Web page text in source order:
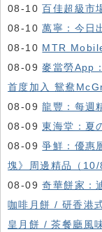
08-10百佳超級市
08-10萬寧：今日
08-10 MTR
08-09麥當勞App
首度加入 鴛鴦
08-09龍豐：每週
08-09東海堂：夏
08-09爭鮮：優惠
塊》周邊精品（10/
08-09奇華餅家：
咖啡月餅 / 研香港
皇月餅 / 茶餐廳風